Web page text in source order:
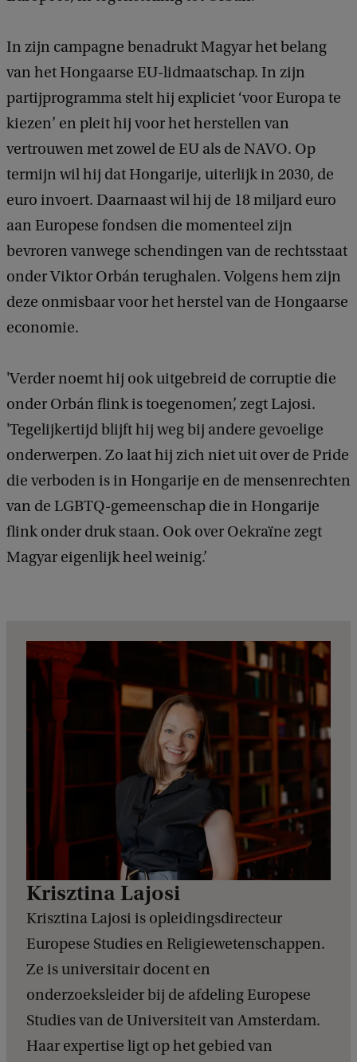
In zijn campagne benadrukt Magyar het belang
van het Hongaarse EU-lidmaatschap. In zijn
partijprogramma stelt hij expliciet ‘voor Europa te
kiezen’ en pleit hij voor het herstellen van
vertrouwen met zowel de EU als de NAVO. Op
termijn wil hij dat Hongarije, uiterlijk in 2030, de
euro invoert. Daarnaast wil hij de 18 miljard euro
aan Europese fondsen die momenteel zijn
bevroren vanwege schendingen van de rechtsstaat
onder Viktor Orbán terughalen. Volgens hem zijn
deze onmisbaar voor het herstel van de Hongaarse
economie.
'Verder noemt hij ook uitgebreid de corruptie die
onder Orbán flink is toegenomen’, zegt Lajosi.
'Tegelijkertijd blijft hij weg bij andere gevoelige
onderwerpen. Zo laat hij zich niet uit over de Pride
die verboden is in Hongarije en de mensenrechten
van de LGBTQ-gemeenschap die in Hongarije
flink onder druk staan. Ook over Oekraïne zegt
Magyar eigenlijk heel weinig.’
Krisztina Lajosi
Krisztina Lajosi is opleidingsdirecteur
Europese Studies en Religiewetenschappen.
Ze is universitair docent en
onderzoeksleider bij de afdeling Europese
Studies van de Universiteit van Amsterdam.
Haar expertise ligt op het gebied van